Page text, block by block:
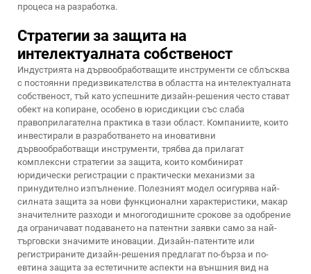
процеса на разработка.
Стратегии за защита на
интелектуалната собственост
Индустрията на дървообработващите инструменти се сблъсква
с постоянни предизвикателства в областта на интелектуалната
собственост, тъй като успешните дизайн-решения често стават
обект на копиране, особено в юрисдикции със слаба
правоприлагателна практика в тази област. Компаниите, които
инвестирали в разработването на иновативни
дървообработващи инструменти, трябва да прилагат
комплексни стратегии за защита, които комбинират
юридически регистрации с практически механизми за
принудително изпълнение. Полезният модел осигурява най-
силната защита за нови функционални характеристики, макар
значителните разходи и многогодишните срокове за одобрение
да ограничават подаването на патентни заявки само за най-
търговски значимите иновации. Дизайн-патентите или
регистрираните дизайн-решения предлагат по-бърза и по-
евтина защита за естетичните аспекти на външния вид на